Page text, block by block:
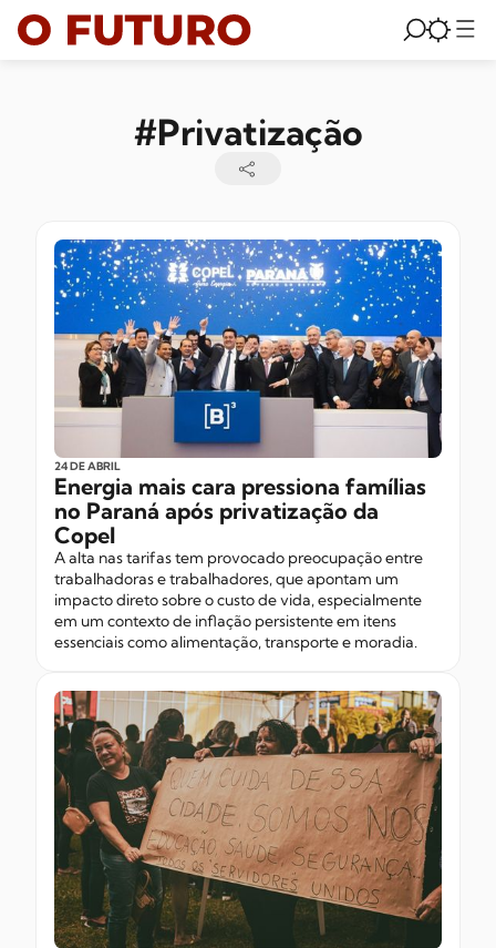
#Privatização
24 DE ABRIL
Energia mais cara pressiona famílias
no Paraná após privatização da
Copel
A alta nas tarifas tem provocado preocupação entre
trabalhadoras e trabalhadores, que apontam um
impacto direto sobre o custo de vida, especialmente
em um contexto de inflação persistente em itens
essenciais como alimentação, transporte e moradia.